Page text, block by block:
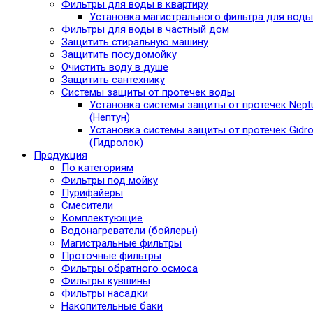
Фильтры для воды в квартиру
Установка магистрального фильтра для воды
Фильтры для воды в частный дом
Защитить стиральную машину
Защитить посудомойку
Очистить воду в душе
Защитить сантехнику
Системы защиты от протечек воды
Установка системы защиты от протечек
(Нептун)
Установка системы защиты от протечек
(Гидролок)
Продукция
По категориям
Фильтры под мойку
Пурифайеры
Смесители
Комплектующие
Водонагреватели (бойлеры)
Магистральные фильтры
Проточные фильтры
Фильтры обратного осмоса
Фильтры кувшины
Фильтры насадки
Накопительные баки